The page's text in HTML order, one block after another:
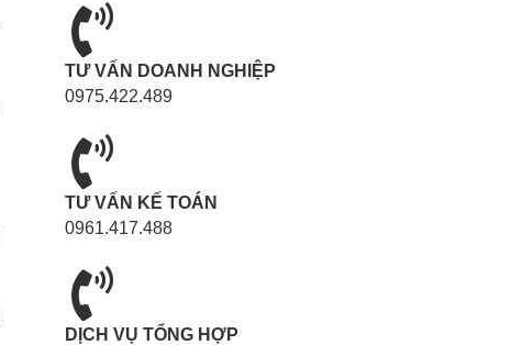
TƯ VẤN DOANH NGHIỆP
0975.422.489
TƯ VẤN KẾ TOÁN
0961.417.488
DỊCH VỤ TỔNG HỢP